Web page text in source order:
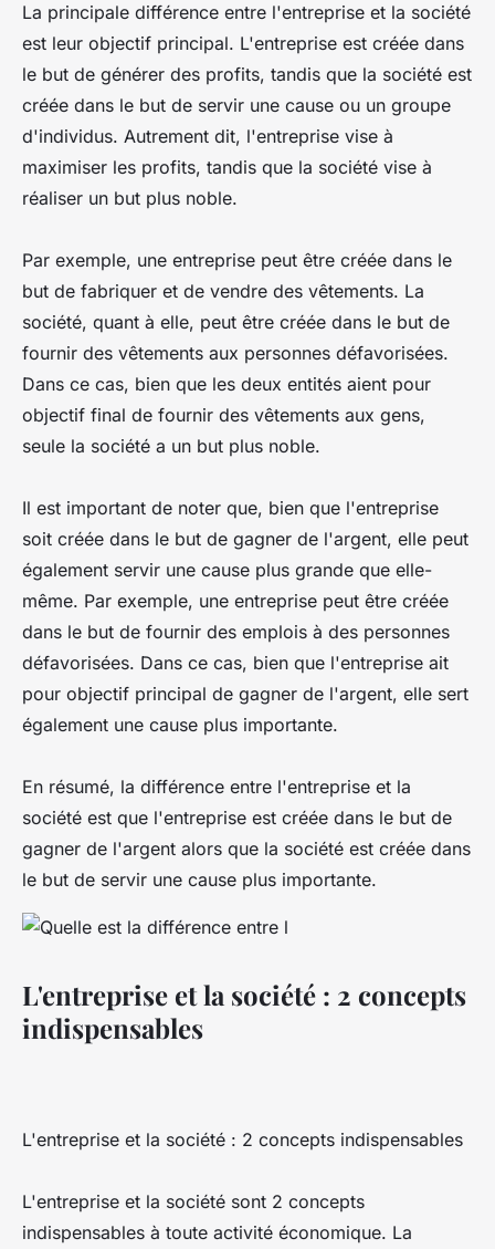
La principale différence entre l'entreprise et la société
est leur objectif principal. L'entreprise est créée dans
le but de générer des profits, tandis que la société est
créée dans le but de servir une cause ou un groupe
d'individus. Autrement dit, l'entreprise vise à
maximiser les profits, tandis que la société vise à
réaliser un but plus noble.
Par exemple, une entreprise peut être créée dans le
but de fabriquer et de vendre des vêtements. La
société, quant à elle, peut être créée dans le but de
fournir des vêtements aux personnes défavorisées.
Dans ce cas, bien que les deux entités aient pour
objectif final de fournir des vêtements aux gens,
seule la société a un but plus noble.
Il est important de noter que, bien que l'entreprise
soit créée dans le but de gagner de l'argent, elle peut
également servir une cause plus grande que elle-
même. Par exemple, une entreprise peut être créée
dans le but de fournir des emplois à des personnes
défavorisées. Dans ce cas, bien que l'entreprise ait
pour objectif principal de gagner de l'argent, elle sert
également une cause plus importante.
En résumé, la différence entre l'entreprise et la
société est que l'entreprise est créée dans le but de
gagner de l'argent alors que la société est créée dans
le but de servir une cause plus importante.
L'entreprise et la société : 2 concepts
indispensables
L'entreprise et la société : 2 concepts indispensables
L'entreprise et la société sont 2 concepts
indispensables à toute activité économique. La